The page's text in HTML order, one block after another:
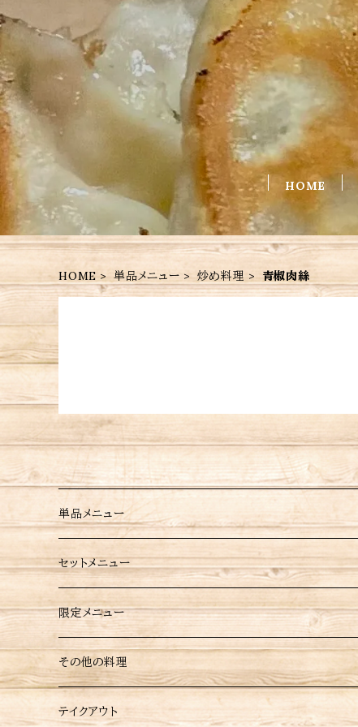
HOME
HOME 単品メニュー 炒め料理 青椒肉絲
単品メニュー
点心
餃子
厚皮餃子
炒め料理
チャーハン
青椒肉絲
餡掛け料理
中華あんかけ
揚げ物料理
セットメニュー
限定メニュー
その他の料理
テイクアウト